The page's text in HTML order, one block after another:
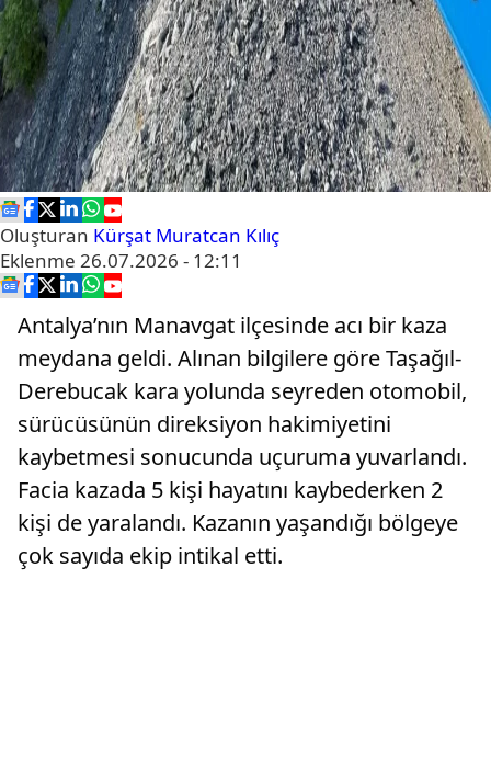
Oluşturan Kürşat Muratcan Kılıç
Eklenme 26.07.2026 - 12:11
Antalya’nın Manavgat ilçesinde acı bir kaza
meydana geldi. Alınan bilgilere göre Taşağıl-
Derebucak kara yolunda seyreden otomobil,
sürücüsünün direksiyon hakimiyetini
kaybetmesi sonucunda uçuruma yuvarlandı.
Facia kazada 5 kişi hayatını kaybederken 2
kişi de yaralandı. Kazanın yaşandığı bölgeye
çok sayıda ekip intikal etti.